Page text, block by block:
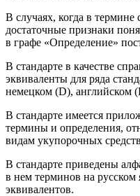
В случаях, когда в термине
достаточные признаки
в графе «Определение»
В стандарте в качестве
эквиваленты для ряда
немецком (D), английском
В стандарте имеется
термины и определения,
видам укупорочных
В стандарте приведены
в нем терминов на
эквивалентов.